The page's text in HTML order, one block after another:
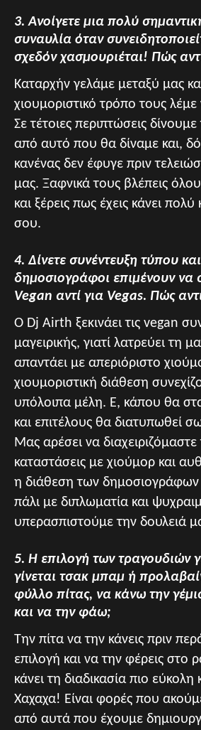
3. Ανοίγετε μια πολύ
συναυλία όταν
σχεδόν χασμουριέται! Πώς
Καταρχήν γελάμε μεταξύ μας
χιουμοριστικό τρόπο τους
Σε τέτοιες περιπτώσεις
από αυτό που θα δίναμε και,
κανένας δεν έφυγε πριν
μας. Ξαφνικά τους βλέπεις
και ξέρεις πως έχεις κάνει
σου.
4. Δίνετε συνέντευξη τύπου
δημοσιογράφοι επιμένουν να
Vegan αντί για Vegas. Πώς
Ο Dj Airth ξεκινάει τις vegan
μαγειρικής, γιατί λατρεύει τη
απαντάει με απεριόριστο
χιουμοριστική διάθεση
υπόλοιπα μέλη. Ε, κάπου θα
και επιτέλους θα διατυπωθεί
Μας αρέσει να διαχειριζόμαστε
καταστάσεις με χιούμορ και
η διάθεση των δημοσιογράφων
πάλι με διπλωματία και
υπερασπιστούμε την δουλειά
5. Η επιλογή των τραγουδιών
γίνεται τσακ μπαμ ή
φύλλο πίτας, να κάνω την
και να την φάω;
Την πίτα να την κάνεις πριν
επιλογή και να την φέρεις στο
κάνει τη διαδικασία πιο εύκολη
Χαχαχα! Είναι φορές που
από αυτά που έχουμε